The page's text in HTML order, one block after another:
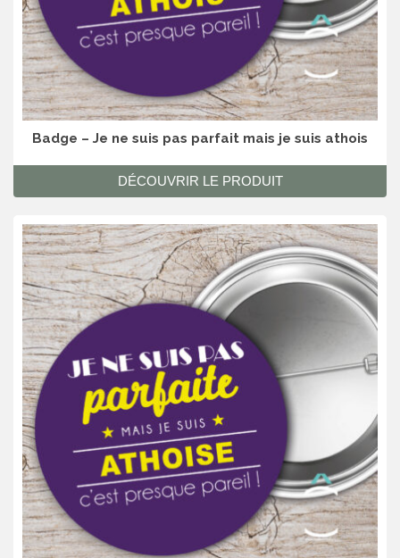
Badge – Je ne suis pas parfait mais je suis athois
DÉCOUVRIR LE PRODUIT